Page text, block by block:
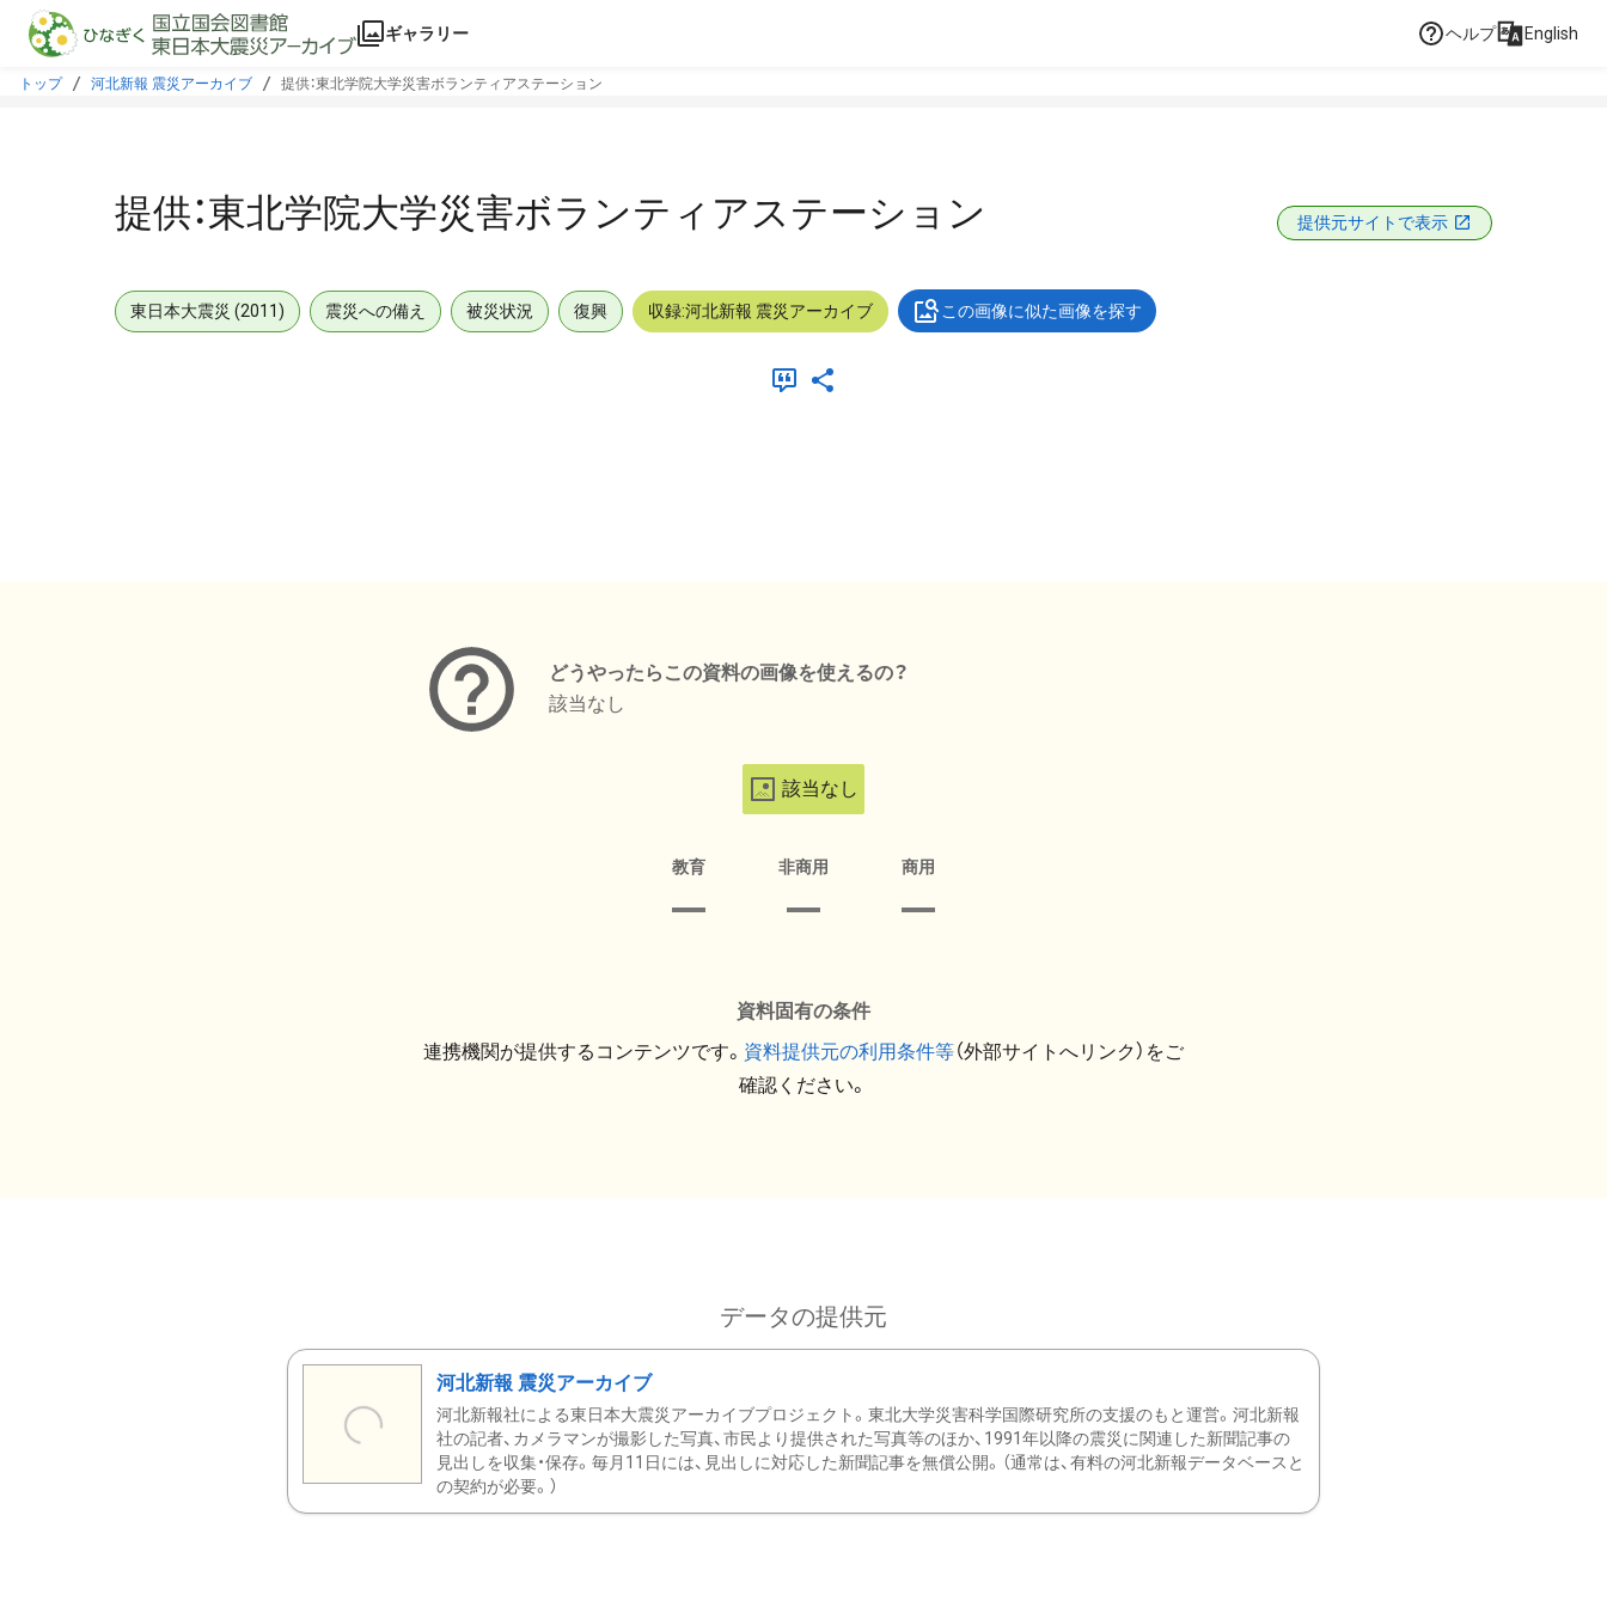
本文に飛ぶ
ギャラリー ヘルプ English
トップ 河北新報 震災アーカイブ 提供：東北学院大学災害ボランティアステーション
提供：東北学院大学災害ボランティアステーション 提供元サイトで表示
東日本大震災 (2011) 震災への備え 被災状況 復興 収録:河北新報 震災アーカイブ この画像に似た画像を探す
どうやったらこの資料の画像を使えるの？
該当なし
該当なし
教育 非商用 商用
資料固有の条件
連携機関が提供するコンテンツです。 資料提供元の利用条件等（外部サイトへリンク）をご
確認ください。
データの提供元
河北新報 震災アーカイブ
河北新報社による東日本大震災アーカイブプロジェクト。東北大学災害科学国際研究所の支援のもと運営。河北新報
社の記者、カメラマンが撮影した写真、市民より提供された写真等のほか、1991年以降の震災に関連した新聞記事の
見出しを収集・保存。毎月11日には、見出しに対応した新聞記事を無償公開。（通常は、有料の河北新報データベースと
の契約が必要。）